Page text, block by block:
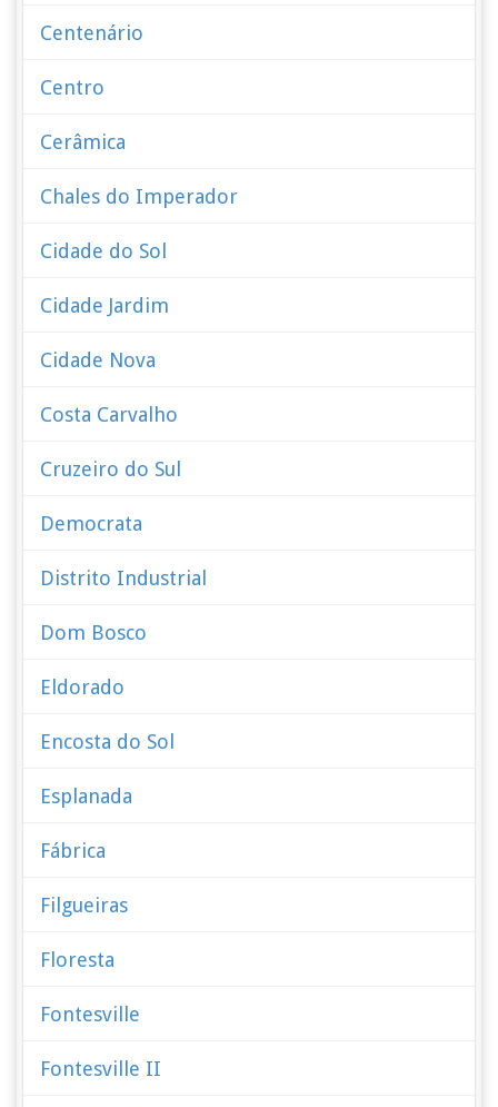
Centenário
Centro
Cerâmica
Chales do Imperador
Cidade do Sol
Cidade Jardim
Cidade Nova
Costa Carvalho
Cruzeiro do Sul
Democrata
Distrito Industrial
Dom Bosco
Eldorado
Encosta do Sol
Esplanada
Fábrica
Filgueiras
Floresta
Fontesville
Fontesville II